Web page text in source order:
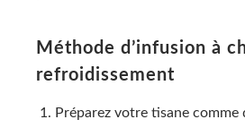
Méthode d’infusion à
refroidissement
Préparez votre tisane comme